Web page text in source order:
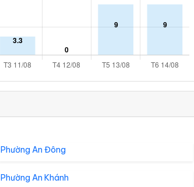
Phường An Đông
Phường An Khánh